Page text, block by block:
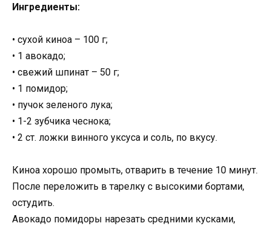
Ингредиенты:
• сухой киноа – 100 г;
• 1 авокадо;
• свежий шпинат – 50 г;
• 1 помидор;
• пучок зеленого лука;
• 1-2 зубчика чеснока;
• 2 ст. ложки винного уксуса и соль, по вкусу.
Киноа хорошо промыть, отварить в течение 10 минут.
После переложить в тарелку с высокими бортами,
остудить.
Авокадо помидоры нарезать средними кусками,